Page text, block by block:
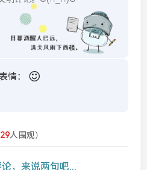
情：
人围观）
，来说两句吧...